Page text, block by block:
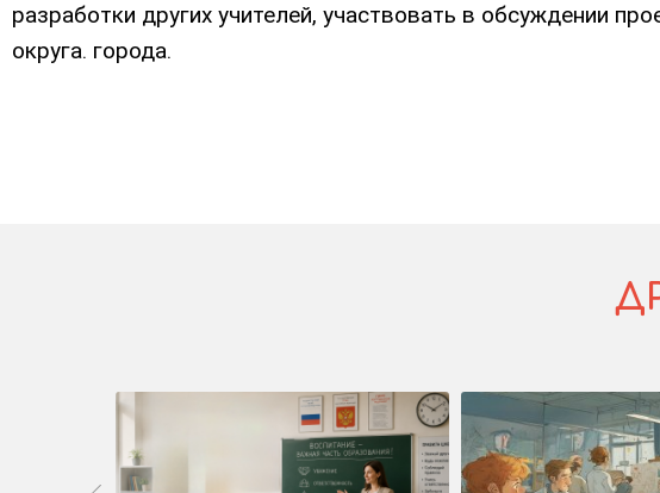
разработки других учителей, участвовать в обсуждении
округа. города.